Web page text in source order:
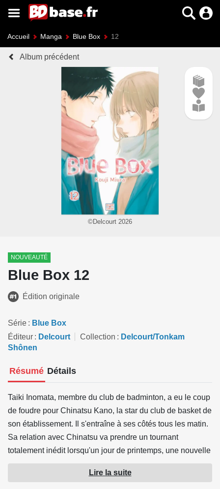
Accueil Manga Blue Box 12
Album précédent
©Delcourt 2026
NOUVEAUTÉ
Blue Box 12
Édition originale
Série
Blue Box
Éditeur
Delcourt Collection
Delcourt/Tonkam
Shônen
Résumé Détails
Taiki Inomata, membre du club de badminton, a eu le coup
de foudre pour Chinatsu Kano, la star du club de basket de
son établissement. Il s'entraîne à ses côtés tous les matin.
Sa relation avec Chinatsu va prendre un tournant
totalement inédit lorsqu'un jour de printemps, une nouvelle
des plus déconcertantes va lui offrir une opportunité
inespérée de conquérir sa belle.
Lire la suite